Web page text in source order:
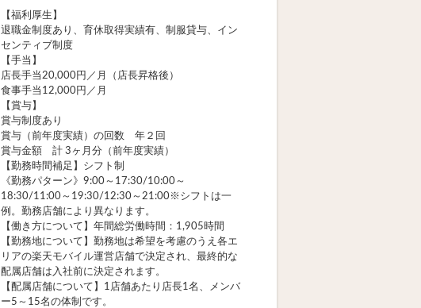
【福利厚生】
退職金制度あり、育休取得実績有、制服貸与、イン
センティブ制度
【手当】
店長手当20,000円／月（店長昇格後）
食事手当12,000円／月
【賞与】
賞与制度あり
賞与（前年度実績）の回数 年２回
賞与金額 計 3ヶ月分（前年度実績）
【勤務時間補足】シフト制
《勤務パターン》9:00～17:30/10:00～
18:30/11:00～19:30/12:30～21:00※シフトは一
例。勤務店舗により異なります。
【働き方について】年間総労働時間：1,905時間
【勤務地について】勤務地は希望を考慮のうえ各エ
リアの楽天モバイル運営店舗で決定され、最終的な
配属店舗は入社前に決定されます。
【配属店舗について】1店舗あたり店長1名、メンバ
ー5～15名の体制です。